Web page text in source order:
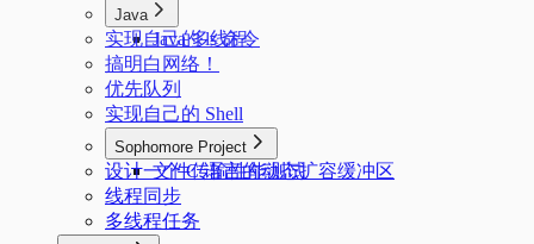
Java
Java 多线程
实现自己的 ls 命令
搞明白网络！
优先队列
实现自己的 Shell
Sophomore Project
文件传输性能测试
设计一个 C 语言的动态扩容缓冲区
线程同步
多线程任务